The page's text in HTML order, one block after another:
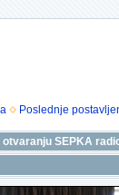
Poslednje
SEPKA